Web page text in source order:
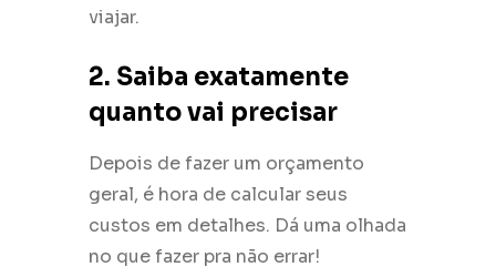
viajar.
2. Saiba exatamente
quanto vai precisar
Depois de fazer um orçamento
geral, é hora de calcular seus
custos em detalhes. Dá uma olhada
no que fazer pra não errar!